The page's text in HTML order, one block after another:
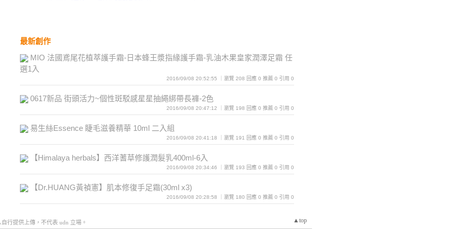
最新創作
MIO 法國鳶尾花植萃護手霜-日本蜂王漿指緣護手霜-乳油木果皇家潤澤足霜 任
選1入
2016/09/08 20:52:55 ｜瀏覽 208 回應 0 推薦 0 引用 0
0617新品 街頭活力~個性斑駁感星星抽繩綁帶長褲-2色
2016/09/08 20:47:12 ｜瀏覽 198 回應 0 推薦 0 引用 0
易生絲Essence 睫毛滋養精華 10ml 二入組
2016/09/08 20:41:18 ｜瀏覽 191 回應 0 推薦 0 引用 0
【Himalaya herbals】西洋蓍草修護潤髮乳400ml-6入
2016/09/08 20:34:46 ｜瀏覽 193 回應 0 推薦 0 引用 0
【Dr.HUANG黃禎憲】肌本修復手足霜(30ml x3)
2016/09/08 20:28:58 ｜瀏覽 180 回應 0 推薦 0 引用 0
▲top
行提供上傳，不代表 udn 立場。